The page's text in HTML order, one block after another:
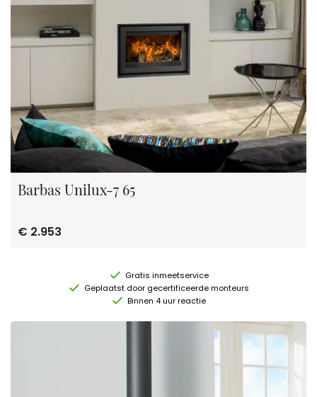
Barbas Unilux-7 65
€ 2.953
Gratis inmeetservice
Geplaatst door gecertificeerde monteurs
Binnen 4 uur reactie